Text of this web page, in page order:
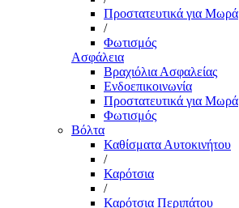
Προστατευτικά για Μωρά
/
Φωτισμός
Ασφάλεια
Βραχιόλια Ασφαλείας
Ενδοεπικοινωνία
Προστατευτικά για Μωρά
Φωτισμός
Βόλτα
Καθίσματα Αυτοκινήτου
/
Καρότσια
/
Καρότσια Περιπάτου